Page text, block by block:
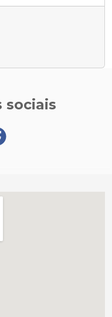
sociais